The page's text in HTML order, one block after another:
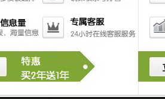
中粮创芯研发中心基本信息
标准层面积：1600-1700㎡
层高：4.2米净高3米
物业费：12.8元/㎡